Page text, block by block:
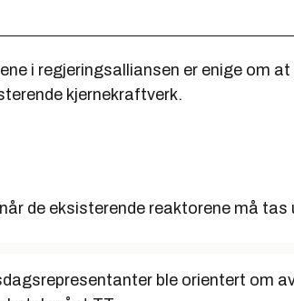
i regjeringsalliansen er enige om at
kjernekraftverk.
de eksisterende reaktorene må tas
ble orientert om